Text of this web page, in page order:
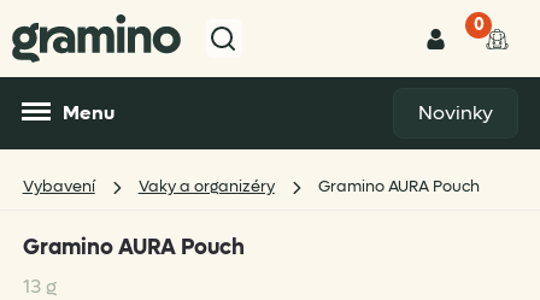
0
Menu Novinky
Vybavení Vaky a organizéry Gramino AURA Pouch
Gramino AURA Pouch
13 g